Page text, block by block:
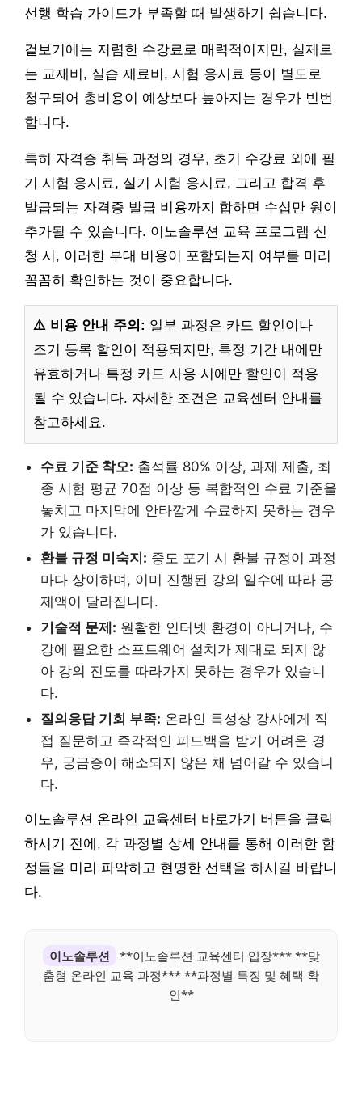
선행 학습 가이드가 부족할 때 발생하기 쉽습니다.
겉보기에는 저렴한 수강료로 매력적이지만, 실제로
는 교재비, 실습 재료비, 시험 응시료 등이 별도로
청구되어 총비용이 예상보다 높아지는 경우가 빈번
합니다.
특히 자격증 취득 과정의 경우, 초기 수강료 외에 필
기 시험 응시료, 실기 시험 응시료, 그리고 합격 후
발급되는 자격증 발급 비용까지 합하면 수십만 원이
추가될 수 있습니다. 이노솔루션 교육 프로그램 신
청 시, 이러한 부대 비용이 포함되는지 여부를 미리
꼼꼼히 확인하는 것이 중요합니다.
⚠️ 비용 안내 주의: 일부 과정은 카드 할인이나
조기 등록 할인이 적용되지만, 특정 기간 내에만
유효하거나 특정 카드 사용 시에만 할인이 적용
될 수 있습니다. 자세한 조건은 교육센터 안내를
참고하세요.
수료 기준 착오: 출석률 80% 이상, 과제 제출, 최
종 시험 평균 70점 이상 등 복합적인 수료 기준을
놓치고 마지막에 안타깝게 수료하지 못하는 경우
가 있습니다.
환불 규정 미숙지: 중도 포기 시 환불 규정이 과정
마다 상이하며, 이미 진행된 강의 일수에 따라 공
제액이 달라집니다.
기술적 문제: 원활한 인터넷 환경이 아니거나, 수
강에 필요한 소프트웨어 설치가 제대로 되지 않
아 강의 진도를 따라가지 못하는 경우가 있습니
다.
질의응답 기회 부족: 온라인 특성상 강사에게 직
접 질문하고 즉각적인 피드백을 받기 어려운 경
우, 궁금증이 해소되지 않은 채 넘어갈 수 있습니
다.
이노솔루션 온라인 교육센터 바로가기 버튼을 클릭
하시기 전에, 각 과정별 상세 안내를 통해 이러한 함
정들을 미리 파악하고 현명한 선택을 하시길 바랍니
다.
이노솔루션
**이노솔루션 교육센터 입장*** **맞
춤형 온라인 교육 과정*** **과정별 특징 및 혜택 확
인**